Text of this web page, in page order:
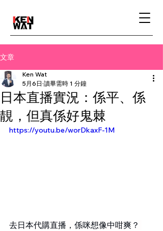
文章
日本直播實況：係平、係
靚，但真係好鬼棘
Ken Wat
5月6日 讀畢需時 1 分鐘
https://youtu.be/worDkaxF-1M
去日本代購直播，係咪想像中咁爽？